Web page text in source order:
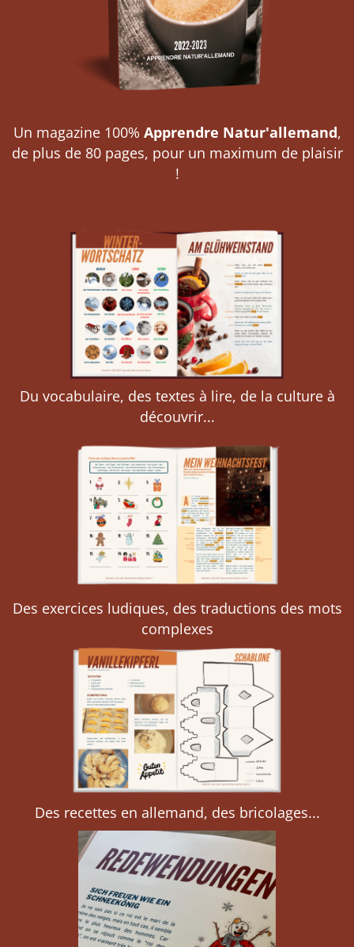
Un magazine 100% Apprendre Natur'allemand,
de plus de 80 pages, pour un maximum de plaisir
!
Du vocabulaire, des textes à lire, de la culture à
découvrir...
Des exercices ludiques, des traductions des mots
complexes
Des recettes en allemand, des bricolages...